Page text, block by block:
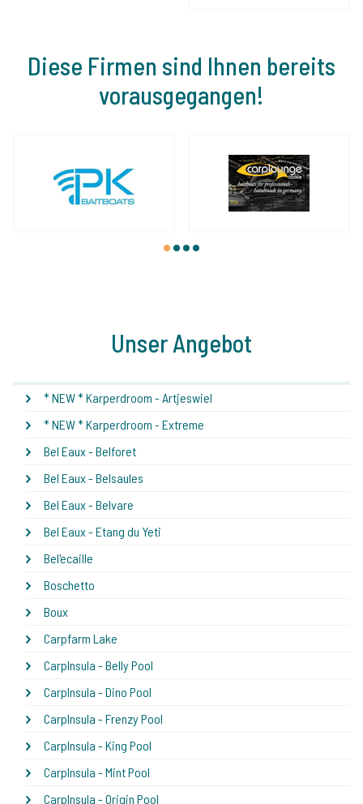
Diese Firmen sind Ihnen bereits
vorausgegangen!
1 2 3 4
Unser Angebot
* NEW * Karperdroom - Artjeswiel
* NEW * Karperdroom - Extreme
Bel Eaux - Belforet
Bel Eaux - Belsaules
Bel Eaux - Belvare
Bel Eaux - Etang du Yeti
Bel'ecaille
Boschetto
Boux
Carpfarm Lake
CarpInsula - Belly Pool
CarpInsula - Dino Pool
CarpInsula - Frenzy Pool
CarpInsula - King Pool
CarpInsula - Mint Pool
CarpInsula - Origin Pool